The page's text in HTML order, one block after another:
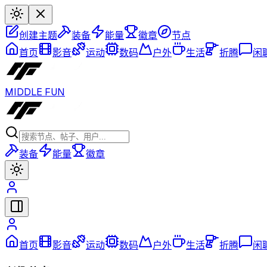
创建主题 装备 能量 徽章
节点
首页
影音 运动 数码 户外 生活 折腾 闲
MIDDLE FUN
装备 能量 徽章
首页 影音 运动 数码 户外 生活 折腾 闲